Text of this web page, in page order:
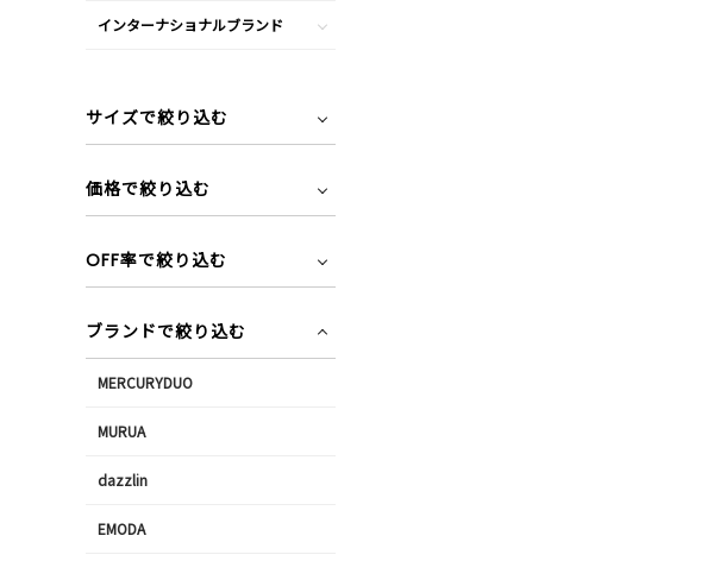
インターナショナルブランド
サイズで絞り込む
価格で絞り込む
OFF率で絞り込む
ブランドで絞り込む
MERCURYDUO
MURUA
dazzlin
EMODA